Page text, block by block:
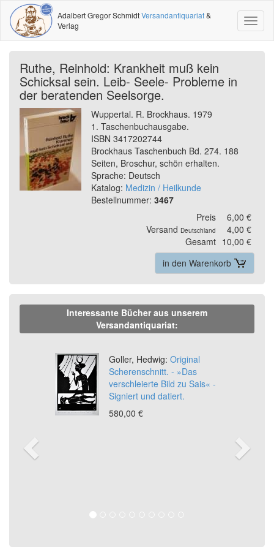
Adalbert Gregor SchmidtVersandantiquariat&
Verlag
Ruthe, Reinhold: Krankheit muß kein
Schicksal sein. Leib- Seele- Probleme in
der beratenden Seelsorge.
Wuppertal. R. Brockhaus. 1979
1. Taschenbuchausgabe.
ISBN 3417202744
Brockhaus Taschenbuch Bd. 274. 188
Seiten, Broschur, schön erhalten.
Sprache: Deutsch
Katalog: Medizin / Heilkunde
Bestellnummer: 3467
Preis
6,00 €
Versand Deutschland
4,00 €
Gesamt 10,00 €
in den Warenkorb
Interessante Bücher aus unserem
Versandantiquariat:
Goller, Hedwig: Original
Scherenschnitt. - »Das
verschleierte Bild zu Sais« -
Signiert und datiert.
580,00 €
Previous